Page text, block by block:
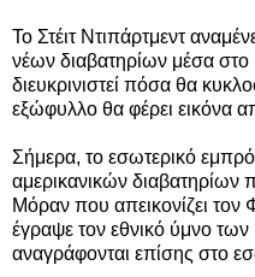
Το Στέιτ Ντιπάρτμεντ
νέων διαβατηρίων μέσα στο
διευκρινιστεί πόσα θα
εξώφυλλο θα φέρει εικόνα
Σήμερα, το εσωτερικό
αμερικανικών διαβατηρίων
Μόραν που απεικονίζει τον
έγραψε τον εθνικό ύμνο
αναγράφονται επίσης στο